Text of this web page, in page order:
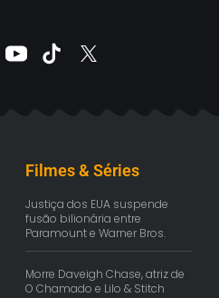
Filmes & Séries
Justiça dos EUA suspende
fusão bilionária entre
Paramount e Warner Bros.
Morre Daveigh Chase, atriz de
O Chamado e Lilo & Stitch